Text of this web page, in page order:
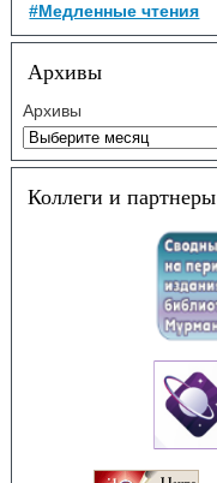
#Медленные чтения
Архивы
Архивы
Коллеги и партнеры